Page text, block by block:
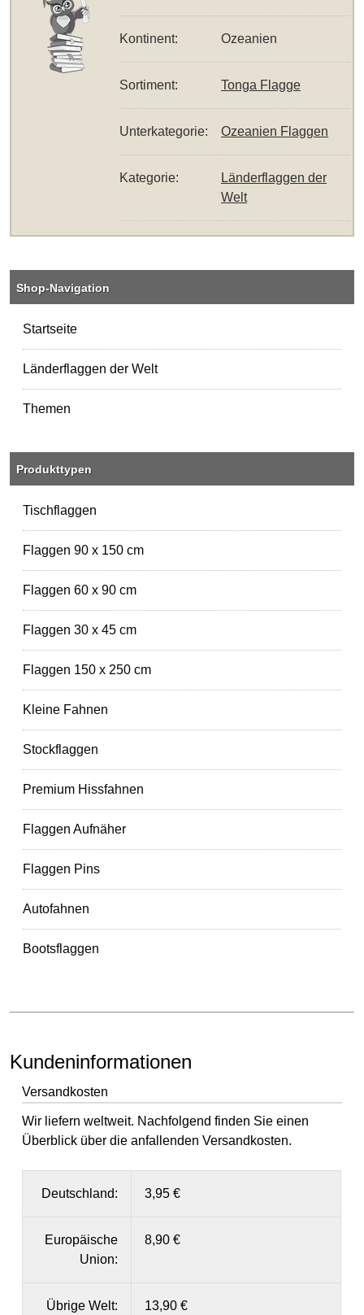
Kontinent: Ozeanien
Sortiment: Tonga Flagge
Unterkategorie: Ozeanien Flaggen
Kategorie:
Länderflaggen der
Welt
Shop-Navigation
Startseite
Länderflaggen der Welt
Themen
Produkttypen
Tischflaggen
Flaggen 90 x 150 cm
Flaggen 60 x 90 cm
Flaggen 30 x 45 cm
Flaggen 150 x 250 cm
Kleine Fahnen
Stockflaggen
Premium Hissfahnen
Flaggen Aufnäher
Flaggen Pins
Autofahnen
Bootsflaggen
Kundeninformationen
Versandkosten
Wir liefern weltweit. Nachfolgend finden Sie einen
Überblick über die anfallenden Versandkosten.
Deutschland: 3,95 €
Europäische
Union:
8,90 €
Übrige Welt: 13,90 €